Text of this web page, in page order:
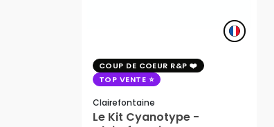
COUP DE COEUR R&P
TOP VENTE
Clairefontaine
Le Kit Cyanotype -